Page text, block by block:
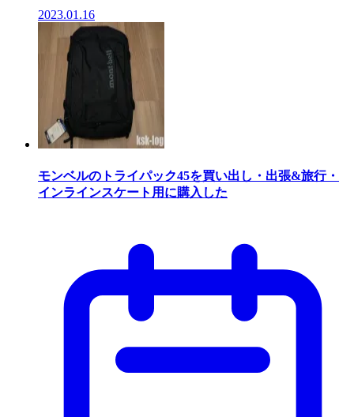
2023.01.16
モンベルのトライパック45を買い出し・出張&旅行・
インラインスケート用に購入した